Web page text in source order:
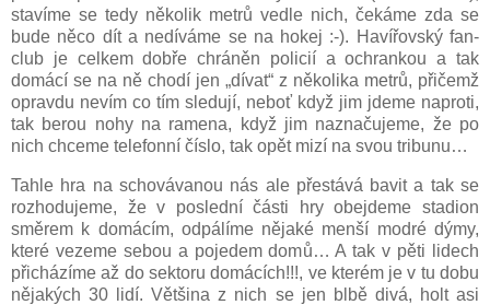
stavíme se tedy několik metrů vedle nich, čekáme zda se
bude něco dít a nedíváme se na hokej :-). Havířovský fan-
club je celkem dobře chráněn policií a ochrankou a tak
domácí se na ně chodí jen „dívat“ z několika metrů, přičemž
opravdu nevím co tím sledují, neboť když jim jdeme naproti,
tak berou nohy na ramena, když jim naznačujeme, že po
nich chceme telefonní číslo, tak opět mizí na svou tribunu…
Tahle hra na schovávanou nás ale přestává bavit a tak se
rozhodujeme, že v poslední části hry obejdeme stadion
směrem k domácím, odpálíme nějaké menší modré dýmy,
které vezeme sebou a pojedem domů… A tak v pěti lidech
přicházíme až do sektoru domácích!!!, ve kterém je v tu dobu
nějakých 30 lidí. Většina z nich se jen blbě divá, holt asi